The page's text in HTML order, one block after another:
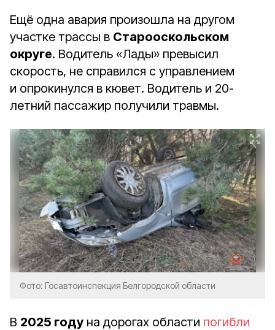
Ещё одна авария произошла на другом
участке трассы в Старооскольском
округе. Водитель «Лады» превысил
скорость, не справился с управлением
и опрокинулся в кювет. Водитель и 20-
летний пассажир получили травмы.
Фото: Госавтоинспекция Белгородской области
В 2025 году на дорогах области погибли